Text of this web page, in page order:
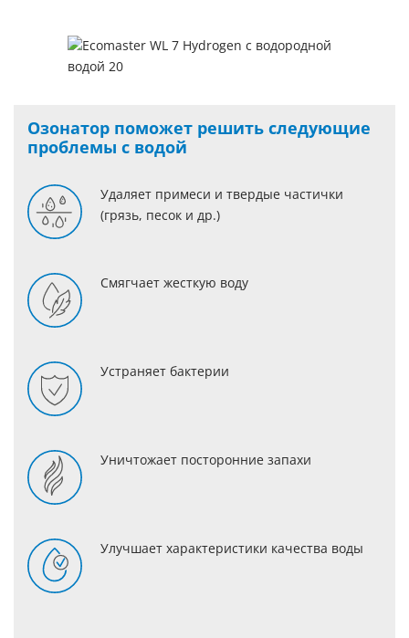
Озонатор поможет решить следующие
проблемы с водой
Удаляет примеси и твердые частички
(грязь, песок и др.)
Смягчает жесткую воду
Устраняет бактерии
Уничтожает посторонние запахи
Улучшает характеристики качества воды